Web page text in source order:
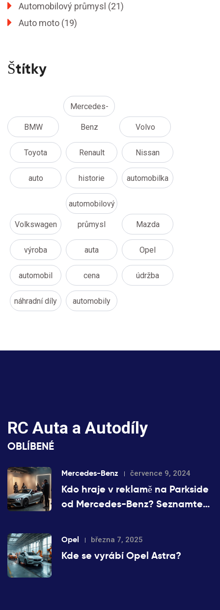
Automobilový průmysl (21)
Auto moto (19)
Štítky
BMW
Mercedes-
Benz Volvo
Toyota Renault Nissan
auto historie automobilka
Volkswagen
automobilový
průmysl Mazda
výroba auta Opel
automobil cena údržba
náhradní díly automobily
RC Auta a Autodíly
OBLÍBENÉ
Mercedes-Benz července 9, 2024
Kdo hraje v reklamě na Parkside
od Mercedes-Benz? Seznamte
Opel března 7, 2025
Kde se vyrábí Opel Astra?